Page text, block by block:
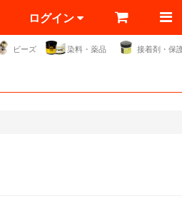
ログイン
ビーズ 染料・薬品 接着剤・保